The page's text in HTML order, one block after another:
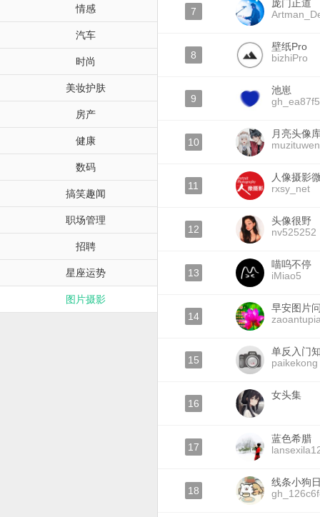
情感
汽车
时尚
美妆护肤
房产
健康
数码
搞笑趣闻
职场管理
招聘
星座运势
图片摄影
7
庞门正道
8
壁纸Pro
bizhiPro
9
池崽
10
月亮头像
11
人像摄影
rxsy_net
12
头像很野
nv525252
13
喵呜不停
iMiao5
14
早安图片
15
单反入门
paikekong
16
女头集
17
蓝色希腊
18
线条小狗